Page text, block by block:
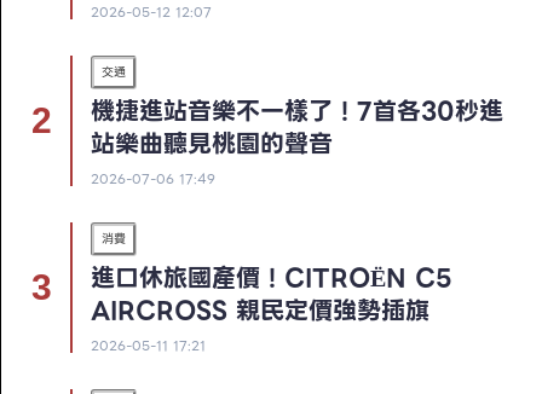
2026-05-12 12:07
交通
機捷進站音樂不一樣了！7首各30秒進
站樂曲聽見桃園的聲音
2026-07-06 17:49
消費
進口休旅國產價！CITROËN C5
AIRCROSS 親民定價強勢插旗
2026-05-11 17:21